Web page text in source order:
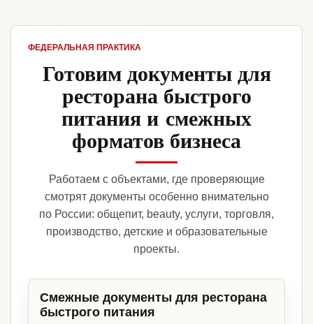
ФЕДЕРАЛЬНАЯ ПРАКТИКА
Готовим документы для
ресторана быстрого
питания и смежных
форматов бизнеса
Работаем с объектами, где проверяющие
смотрят документы особенно внимательно
по России: общепит, beauty, услуги, торговля,
производство, детские и образовательные
проекты.
Смежные документы для ресторана
быстрого питания